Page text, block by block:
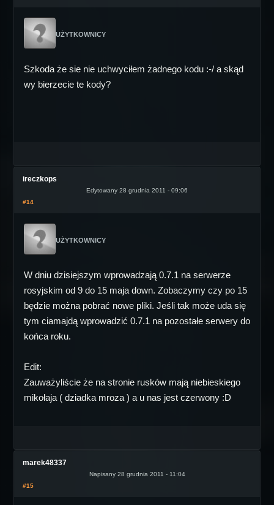
UŻYTKOWNICY
Szkoda że sie nie uchwyciłem żadnego kodu :-/ a skąd
wy bierzecie te kody?
ireczkops
Edytowany 28 grudnia 2011 - 09:06
#14
UŻYTKOWNICY
W dniu dzisiejszym wprowadzają 0.7.1 na serwerze
rosyjskim od 9 do 15 maja down. Zobaczymy czy po 15
będzie można pobrać nowe pliki. Jeśli tak może uda się
tym ciamajdą wprowadzić 0.7.1 na pozostałe serwery do
końca roku.
Edit:
Zauważyliście że na stronie rusków mają niebieskiego
mikołaja ( dziadka mroza ) a u nas jest czerwony :D
marek48337
Napisany 28 grudnia 2011 - 11:04
#15